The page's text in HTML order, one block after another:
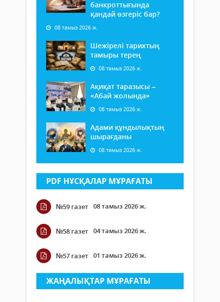
банкроттығында
қандай өзгеріс бар?
08 тамыз 2026 ж.
Шежірелі тарихтың
тамыры терең
08 тамыз 2026 ж.
Ақиқат таразысы –
«Абай жолында»
08 тамыз 2026 ж.
Адами құндылықтың
шырағданы
08 тамыз 2026 ж.
PDF НҰСҚАЛАР МҰРАҒАТЫ
№59 газет 08 тамыз 2026 ж.
№58 газет 04 тамыз 2026 ж.
№57 газет 01 тамыз 2026 ж.
ЖАҢАЛЫҚТАР МҰРАҒАТЫ